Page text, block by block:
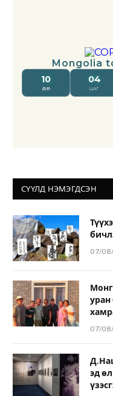
СҮҮЛД НЭМЭГДСЭН
07/
уран
07/
эд